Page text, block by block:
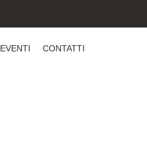
EVENTI CONTATTI